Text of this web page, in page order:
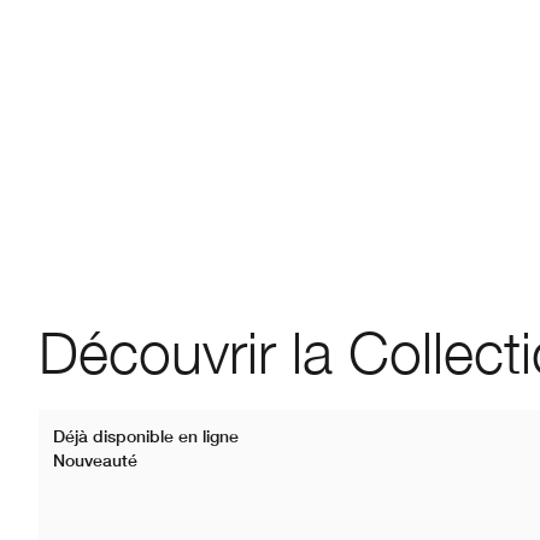
Découvrir la
Déjà disponible en ligne
Nouveauté